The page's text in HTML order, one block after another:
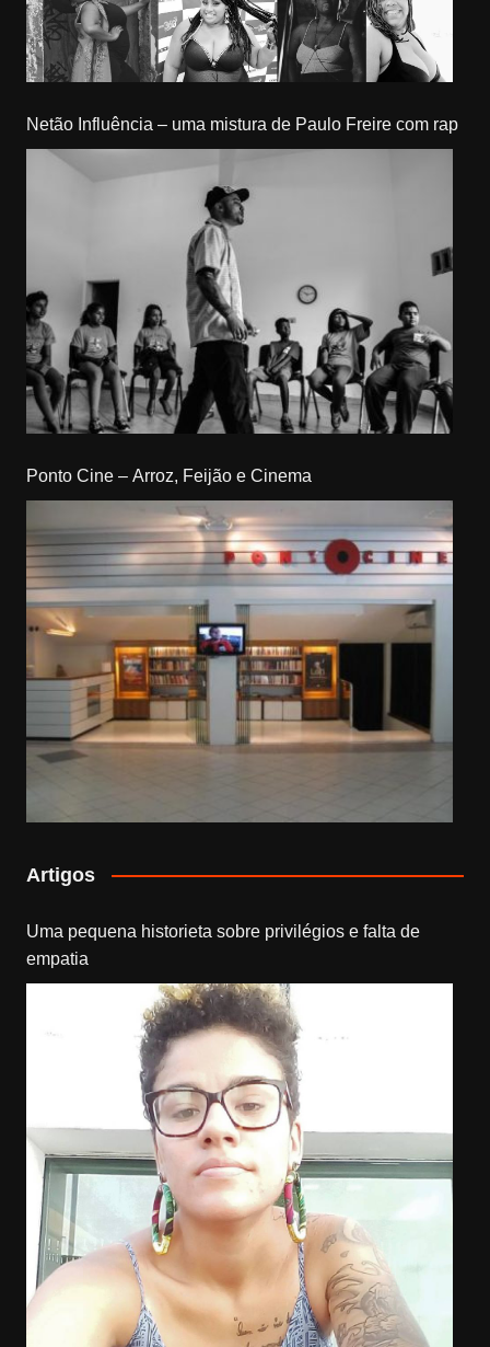
Netão Influência – uma mistura de Paulo Freire com rap
Ponto Cine – Arroz, Feijão e Cinema
Artigos
Uma pequena historieta sobre privilégios e falta de
empatia